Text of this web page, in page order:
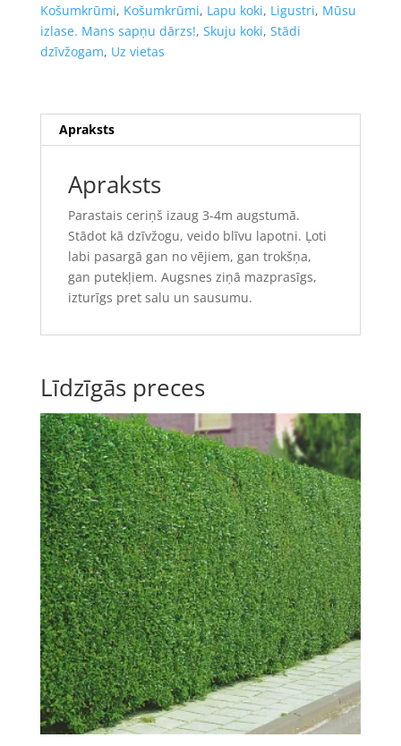
Košumkrūmi, Košumkrūmi, Lapu koki, Ligustri, Mūsu
izlase. Mans sapņu dārzs!, Skuju koki, Stādi
dzīvžogam, Uz vietas
Apraksts
Apraksts
Parastais ceriņš izaug 3-4m augstumā.
Stādot kā dzīvžogu, veido blīvu lapotni. Ļoti
labi pasargā gan no vējiem, gan trokšņa,
gan putekļiem. Augsnes ziņā mazprasīgs,
izturīgs pret salu un sausumu.
Līdzīgās preces